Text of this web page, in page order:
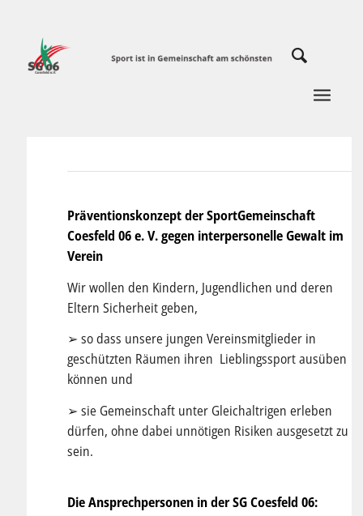
Präventionskonzept der SportGemeinschaft
Coesfeld 06 e. V. gegen interpersonelle Gewalt im
Verein
Wir wollen den Kindern, Jugendlichen und deren
Eltern Sicherheit geben,
➢ so dass unsere jungen Vereinsmitglieder in
geschützten Räumen ihren Lieblingssport ausüben
können und
➢ sie Gemeinschaft unter Gleichaltrigen erleben
dürfen, ohne dabei unnötigen Risiken ausgesetzt zu
sein.
Die Ansprechpersonen in der SG Coesfeld 06: